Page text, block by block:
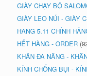
GIÀY CHẠY BỘ
GIÀY LEO NÚI - GIÀY
HÀNG 5.11 CHÍNH
HẾT HÀNG - ORDER
KHĂN ĐA NĂNG -
KÍNH CHỐNG BỤI -